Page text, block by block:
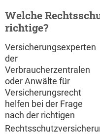
Welche
richtige?
Versicherungsexperten
der
Verbraucherzentralen
oder Anwälte für
Versicherungsrecht
helfen bei der Frage
nach der richtigen